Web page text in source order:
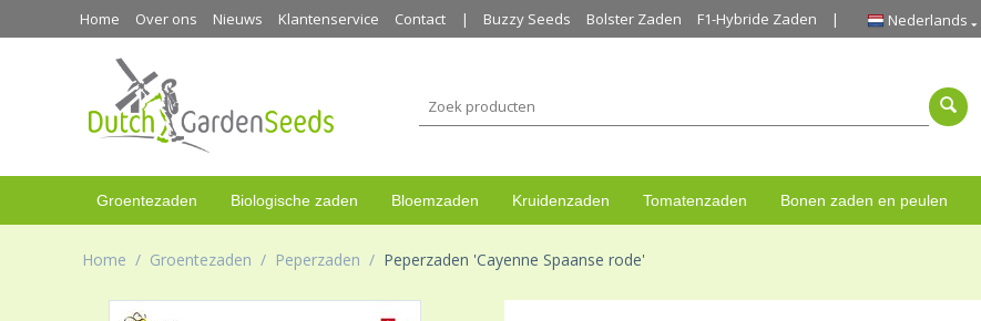
Home Over ons Nieuws Klantenservice Contact Buzzy Seeds Bolster Zaden F1-Hybride Zaden Nederlands
Groentezaden Biologische zaden Bloemzaden Kruidenzaden Tomatenzaden Bonen zaden en peulen
Home / Groentezaden / Peperzaden / Peperzaden 'Cayenne Spaanse rode'